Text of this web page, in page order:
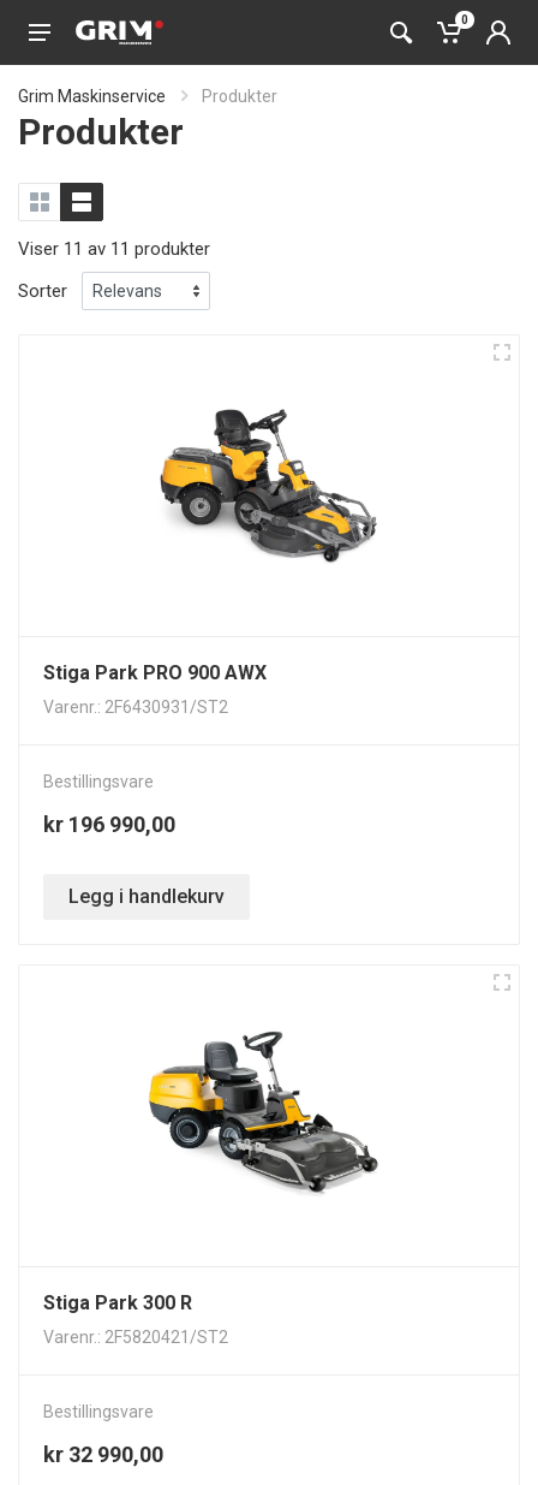
0
Grim Maskinservice Produkter
Produkter
Viser 11 av 11 produkter
Sorter
Stiga Park PRO 900 AWX
Varenr.: 2F6430931/ST2
Bestillingsvare
kr 196 990,00
Legg i handlekurv
Stiga Park 300 R
Varenr.: 2F5820421/ST2
Bestillingsvare
kr 32 990,00